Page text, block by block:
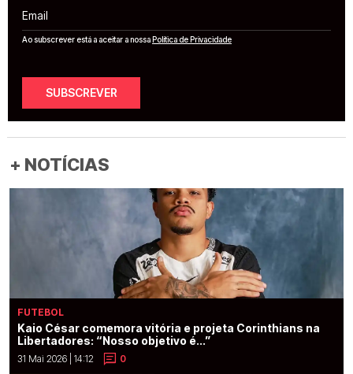
Email
Ao subscrever está a aceitar a nossaPolítica de Privacidade
SUBSCREVER
+ NOTÍCIAS
FUTEBOL
Kaio César comemora vitória e projeta Corinthians na
Libertadores: “Nosso objetivo é...”
31 Mai 2026 | 14:12 0